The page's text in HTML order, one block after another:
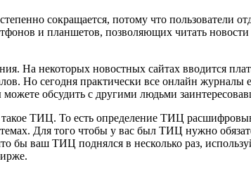
сокращается, потому что пользователи
и планшетов, позволяющих читать
На некоторых новостных сайтах вводится
Но сегодня практически все онлайн
обсудить с другими людьми
ТИЦ. То есть определение ТИЦ
Для того чтобы у вас был ТИЦ нужно
бы ваш ТИЦ поднялся в несколько раз,